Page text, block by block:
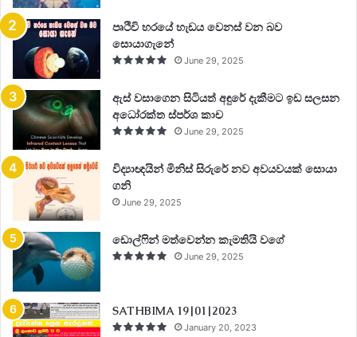
පෘථිවි හරයේ හැඩය වෙනස් වන බව
සොයාගැනේ
June 29, 2025
ඇස් වසාගෙන සිටියත් අඳුරේ දැකීමට ඉඩ සලසන
අධෝරක්ත ස්පර්ශ කාච
June 29, 2025
විද්‍යාඥයින් මිනිස් සිරුරේ නව අවයවයක් සොයා
ගනි
June 29, 2025
ඩොල්ෆින් මත්වෙන්න කැමතියි වගේ
June 29, 2025
SATHBIMA 19|01|2023
January 20, 2023